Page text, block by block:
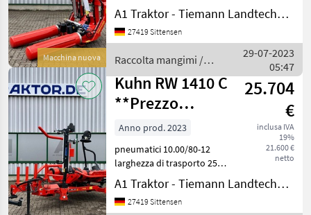
Macchina nuova
Dreipunkt Kat. 2
Beladesystem: 2
schwenkbare angetriebene
angetriebene Walzen
Bedienung ü
A1 Traktor - Tiemann Landtechnik GmbH & Co KG
27419 Sittensen
Raccolta mangimi /
Kuhn
29-07-2023
05:47
Kuhn RW 1410 C
**Prezzo
speciale**
25.704
€
inclusa IVA
19%
21.600 €
netto
Anno prod. 2023
pneumatici 10.00/80-12
larghezza di trasporto 253
cm Pre-stiratore per
pellicole e-Twin magazzino
rullino per 4 rulli di riserva
A1 Traktor - Tiemann Landtechnik GmbH & Co KG
27419 Sittensen